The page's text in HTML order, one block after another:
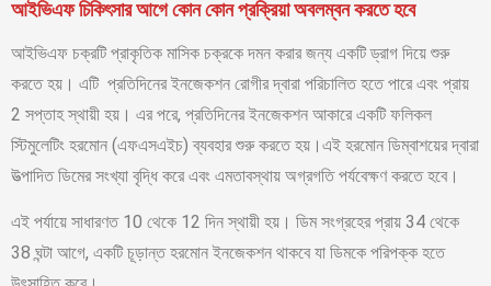
আইভিএফ চিকিৎসার আগে কোন কোন প্রক্রিয়া অবলম্বন করতে হবে
আইভিএফ চক্রটি প্রাকৃতিক মাসিক চক্রকে দমন করার জন্য একটি ড্রাগ দিয়ে শুরু
করতে হয়। এটি প্রতিদিনের ইনজেকশন রোগীর দ্বারা পরিচালিত হতে পারে এবং প্রায়
2 সপ্তাহ স্থায়ী হয়। এর পরে, প্রতিদিনের ইনজেকশন আকারে একটি ফলিকল
স্টিমুলেটিং হরমোন (এফএসএইচ) ব্যবহার শুরু করতে হয়।এই হরমোন ডিম্বাশয়ের দ্বারা
উত্পাদিত ডিমের সংখ্যা বৃদ্ধি করে এবং এমতাবস্থায় অগ্রগতি পর্যবেক্ষণ করতে হবে।
এই পর্যায়ে সাধারণত 10 থেকে 12 দিন স্থায়ী হয়। ডিম সংগ্রহের প্রায় 34 থেকে
38 ঘন্টা আগে, একটি চূড়ান্ত হরমোন ইনজেকশন থাকবে যা ডিমকে পরিপক্ক হতে